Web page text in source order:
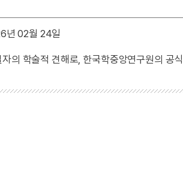
년 02월 24일
의 학술적 견해로, 한국학중앙연구원의 공